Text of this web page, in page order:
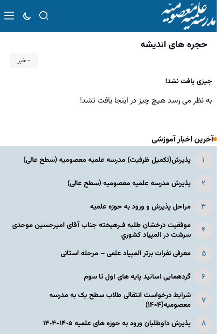
حجره های اندیشه
۰ خبر
چیزی یافت نشد!
به نظر می رسد هیچ چیز در اینجا یافت نشد!
آخرین اخبار آموزشی
پذیرش(تکمیل ظرفیت) مدرسه علمیه معصومیه‌ (سطح عالی)
پذیرش مدرسه علمیه معصومیه‌ (سطح عالی)
مراحل پذیرش و ورود به حوزه علمیه
موفقیت درخشان طلبه فـرهیخته جناب آقای امیرحسین موحدی
سرشت در المپياد كشوري
معرفی نفرات برتر المپیاد علمی – مرحله استانی
گردهمایی اساتید پایه های اول تا سوم
شرایط درخواست انتقالی طلاب سطح یک به مدرسه
معصومیه(۱۴۰۴)
پذیرش داوطلبان ورود به حوزه های علمیه ١۴٠۵-١۴٠۴